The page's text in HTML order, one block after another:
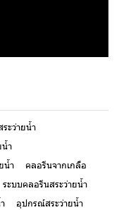
ะว่ายน้ำ
น้ำ
น้ำ
คลอรีนจากเกลือ
ระบบคลอรีนสระว่ายน้ำ
อุปกรณ์สระว่ายน้ำ